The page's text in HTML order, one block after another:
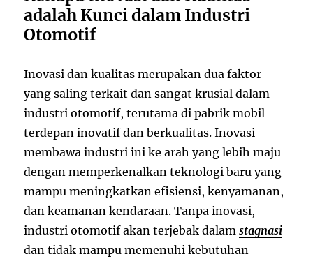
adalah Kunci dalam Industri
Otomotif
Inovasi dan kualitas merupakan dua faktor
yang saling terkait dan sangat krusial dalam
industri otomotif, terutama di pabrik mobil
terdepan inovatif dan berkualitas. Inovasi
membawa industri ini ke arah yang lebih maju
dengan memperkenalkan teknologi baru yang
mampu meningkatkan efisiensi, kenyamanan,
dan keamanan kendaraan. Tanpa inovasi,
industri otomotif akan terjebak dalamstagnasi
dan tidak mampu memenuhi kebutuhan